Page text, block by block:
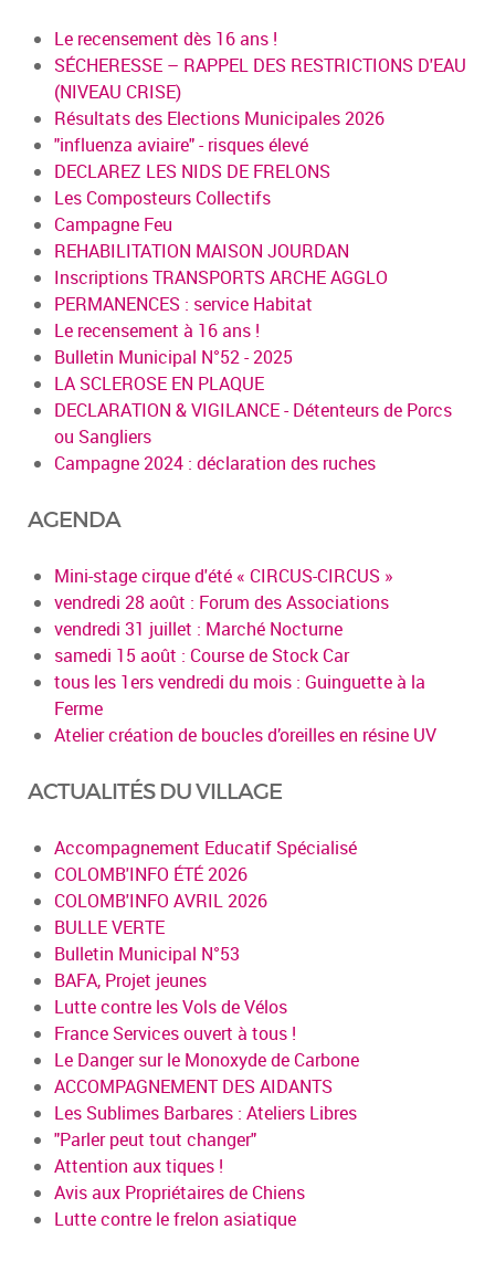
Le recensement dès 16 ans !
SÉCHERESSE – RAPPEL DES RESTRICTIONS D'EAU
(NIVEAU CRISE)
Résultats des Elections Municipales 2026
"influenza aviaire" - risques élevé
DECLAREZ LES NIDS DE FRELONS
Les Composteurs Collectifs
Campagne Feu
REHABILITATION MAISON JOURDAN
Inscriptions TRANSPORTS ARCHE AGGLO
PERMANENCES : service Habitat
Le recensement à 16 ans !
Bulletin Municipal N°52 - 2025
LA SCLEROSE EN PLAQUE
DECLARATION & VIGILANCE - Détenteurs de Porcs
ou Sangliers
Campagne 2024 : déclaration des ruches
AGENDA
Mini-stage cirque d'été « CIRCUS-CIRCUS »
vendredi 28 août : Forum des Associations
vendredi 31 juillet : Marché Nocturne
samedi 15 août : Course de Stock Car
tous les 1ers vendredi du mois : Guinguette à la
Ferme
Atelier création de boucles d’oreilles en résine UV
ACTUALITÉS DU VILLAGE
Accompagnement Educatif Spécialisé
COLOMB'INFO ÉTÉ 2026
COLOMB'INFO AVRIL 2026
BULLE VERTE
Bulletin Municipal N°53
BAFA, Projet jeunes
Lutte contre les Vols de Vélos
France Services ouvert à tous !
Le Danger sur le Monoxyde de Carbone
ACCOMPAGNEMENT DES AIDANTS
Les Sublimes Barbares : Ateliers Libres
"Parler peut tout changer"
Attention aux tiques !
Avis aux Propriétaires de Chiens
Lutte contre le frelon asiatique